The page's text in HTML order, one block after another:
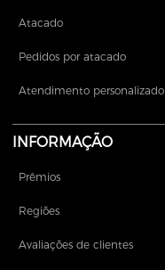
Atacado
Pedidos por atacado
Atendimento personalizado
INFORMAÇÃO
Prêmios
Regiões
Avaliações de clientes